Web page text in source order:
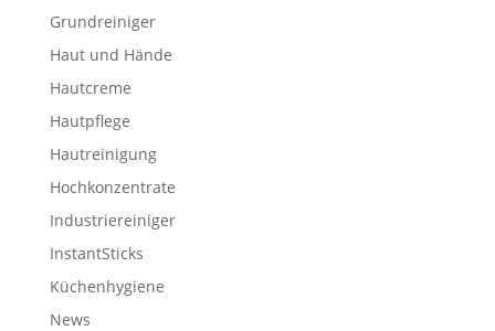
Grundreiniger
Haut und Hände
Hautcreme
Hautpflege
Hautreinigung
Hochkonzentrate
Industriereiniger
InstantSticks
Küchenhygiene
News